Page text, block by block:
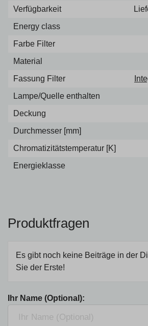
Verfügbarkeit
Energy class
Farbe Filter
Material
Fassung Filter
Lampe/Quelle enthalten
Deckung
Durchmesser [mm]
Chromatizitätstemperatur [K]
Energieklasse
Produktfragen
Es gibt noch keine Beiträge in der
Sie der Erste!
Ihr Name (Optional):